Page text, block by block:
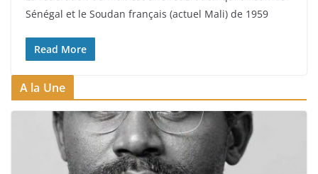
Sénégal et le Soudan français (actuel Mali) de 1959
Read More
A la Une